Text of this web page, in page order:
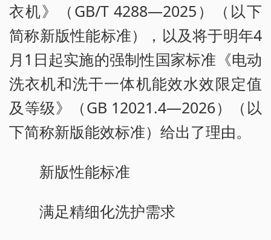
衣机》（GB/T 4288—2025）（以下
简称新版性能标准），以及将于明年4
月1日起实施的强制性国家标准《电动
洗衣机和洗干一体机能效水效限定值
及等级》（GB 12021.4—2026）（以
下简称新版能效标准）给出了理由。
新版性能标准
满足精细化洗护需求